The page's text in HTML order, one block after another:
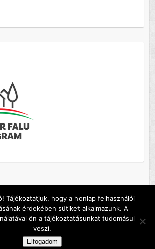
község honlapja . A sablont készítette:Colorlib
Működteti:WordPress
Default footer text
Tájékoztatjuk, hogy a honlap felhasználói
érdekében sütiket alkalmazunk. A
ön a tájékoztatásunkat tudomásul
veszi.
Elfogadom